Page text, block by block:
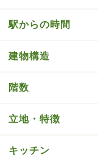
駅からの時間
建物構造
階数
立地・特徴
キッチン